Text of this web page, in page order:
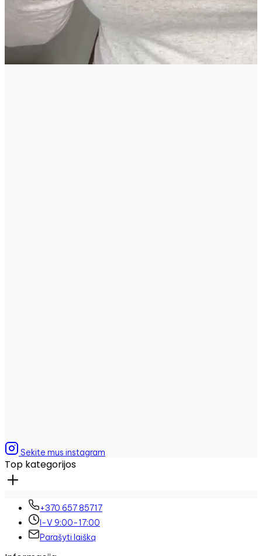
Sekite mus instagram
Top kategorijos
+370 657 85717
I-V 9:00-17:00
Parašyti laišką